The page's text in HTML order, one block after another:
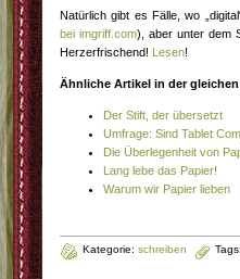
Natürlich gibt es Fälle, wo
bei imgriff.com), aber unter dem
Herzerfrischend! Lesen!
Ähnliche Artikel in der
Der Stift, der übersetzt
Umfrage: Sind Tablet
Die Überlegenheit von
Lang lebe das Papier!
Warum wir Papier lieben
Kategorie: schreiben Tags: